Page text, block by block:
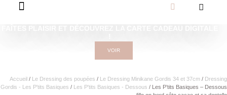
VOIR
Accueil / Le Dressing des poupées / Le Dressing Minikane Gordis 34 et 37cm​ / Dressing
Gordis - Les P'tits Basiques / Les P'tits Basiques - Dessous / Les P’tits Basiques – Dessous